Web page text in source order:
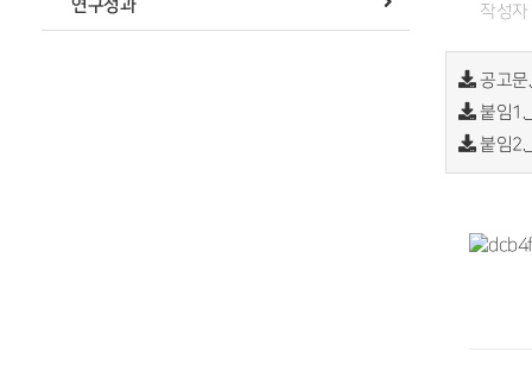
연구성과 작성
공고문
붙임
붙임